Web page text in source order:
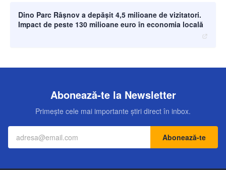
Dino Parc Râșnov a depășit 4,5 milioane de vizitatori.
Impact de peste 130 milioane euro în economia locală
Abonează-te la Newsletter
Primește cele mai importante știri direct în inbox.
Abonează-te